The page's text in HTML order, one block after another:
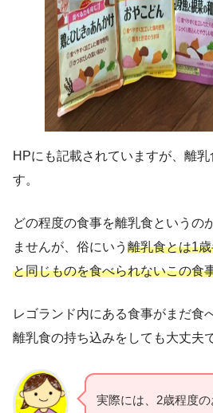
HPにも記載されていますが、離
す。
どの程度の食事を離乳食というの
ませんが、俗にいう 離乳食とは1
と同じものを食べられないこの食
レゴランド内にある食事がまだ食
離乳食の持ち込みをしても大丈夫
実際には、2歳程度